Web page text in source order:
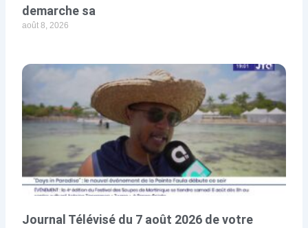
demarche sa
août 8, 2026
Journal Télévisé du 7 août 2026 de votre